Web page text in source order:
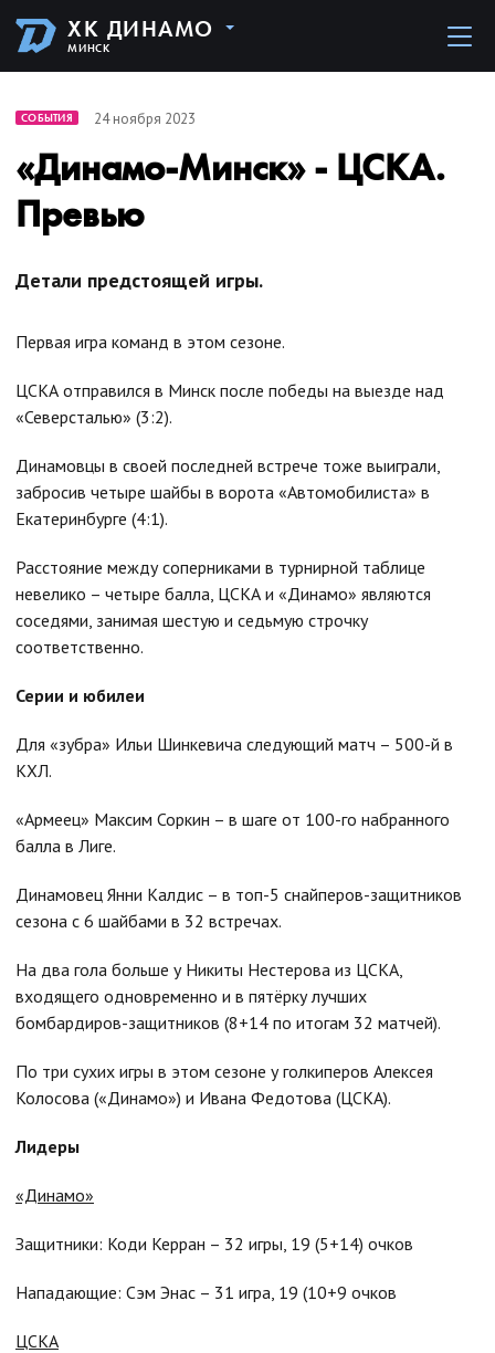
ХК ДИНАМО
МИНСК
СОБЫТИЯ 24 ноября 2023
«Динамо-Минск» - ЦСКА.
Превью
Детали предстоящей игры.
Первая игра команд в этом сезоне.
ЦСКА отправился в Минск после победы на выезде над
«Северсталью» (3:2).
Динамовцы в своей последней встрече тоже выиграли,
забросив четыре шайбы в ворота «Автомобилиста» в
Екатеринбурге (4:1).
Расстояние между соперниками в турнирной таблице
невелико – четыре балла, ЦСКА и «Динамо» являются
соседями, занимая шестую и седьмую строчку
соответственно.
Серии и юбилеи
Для «зубра» Ильи Шинкевича следующий матч – 500-й в
КХЛ.
«Армеец» Максим Соркин – в шаге от 100-го набранного
балла в Лиге.
Динамовец Янни Калдис – в топ-5 снайперов-защитников
сезона с 6 шайбами в 32 встречах.
На два гола больше у Никиты Нестерова из ЦСКА,
входящего одновременно и в пятёрку лучших
бомбардиров-защитников (8+14 по итогам 32 матчей).
По три сухих игры в этом сезоне у голкиперов Алексея
Колосова («Динамо») и Ивана Федотова (ЦСКА).
Лидеры
«Динамо»
Защитники: Коди Керран – 32 игры, 19 (5+14) очков
Нападающие: Сэм Энас – 31 игра, 19 (10+9 очков
ЦСКА